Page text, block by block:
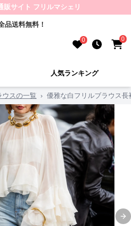
販サイト フリルマシェリ
品送料無料！
0 0
人気ランキング
ウスの一覧 › 優雅な白フリルブラウス